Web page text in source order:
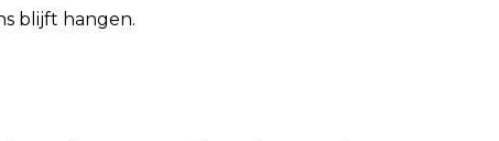
blijft hangen.